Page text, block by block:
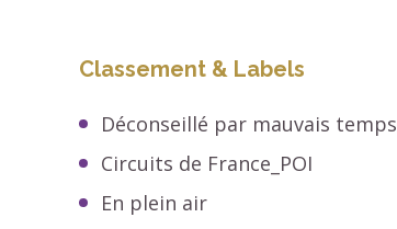
Classement & Labels
Déconseillé par mauvais temps
Circuits de France_POI
En plein air